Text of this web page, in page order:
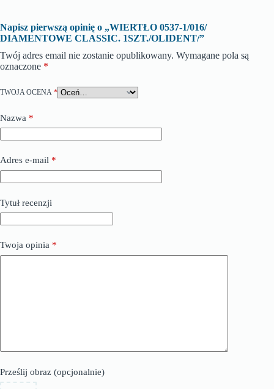
Napisz pierwszą opinię o „WIERTŁO 0537-1/016/
DIAMENTOWE CLASSIC. 1SZT./OLIDENT/”
Twój adres email nie zostanie opublikowany. Wymagane pola są
oznaczone *
TWOJA OCENA *
Nazwa *
Adres e-mail *
Tytuł recenzji
Twoja opinia *
Prześlij obraz (opcjonalnie)